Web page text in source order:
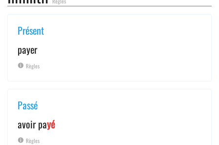
Présent
payer
Règles
Passé
avoir payé
Règles